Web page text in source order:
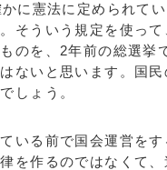
に憲法に定められて
そういう規定を使っ
のを、2年前の総選
ないと思います。国
しょう。
いる前で国会運営を
を作るのではなくて